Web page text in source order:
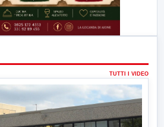
TUTTI I VIDEO